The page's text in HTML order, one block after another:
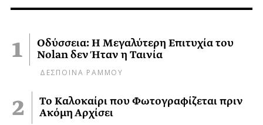
Οδύσσεια: Η Μεγαλύτερη Επιτυχία του
Nolan δεν Ήταν η Ταινία
ΔΕΣΠΟΙΝΑ ΡΑΜΜΟΥ
Το Καλοκαίρι που Φωτογραφίζεται πριν
Ακόμη Αρχίσει